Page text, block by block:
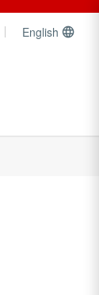
English